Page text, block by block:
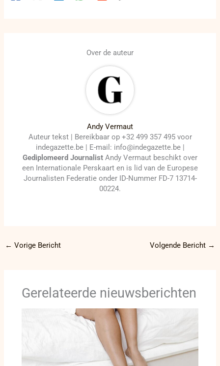
Over de auteur
Andy Vermaut
Auteur tekst | Bereikbaar op +32 499 357 495 voor
indegazette.be | E-mail: info@indegazette.be |
Gediplomeerd Journalist Andy Vermaut beschikt over
een Internationale Perskaart en is lid van de Europese
Journalisten Federatie onder ID-Nummer FD-7 13714-
00224.
← Vorige Bericht Volgende Bericht →
Gerelateerde nieuwsberichten